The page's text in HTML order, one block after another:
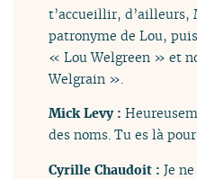
t’accueillir, d’ailleurs,
patronyme de Lou,
« Lou Welgreen » et
Welgrain ».
Mick Levy :
des noms. Tu es là
Cyrille Chaudoit :Je